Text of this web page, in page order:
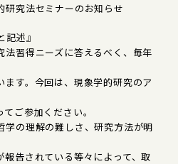
究法セミナーのお知らせ
記述』
法習得ニーズに答えるべく、毎年
ます。今回は、現象学的研究のア
ご参加ください。
学の理解の難しさ、研究方法が明
報告されている等々によって、取